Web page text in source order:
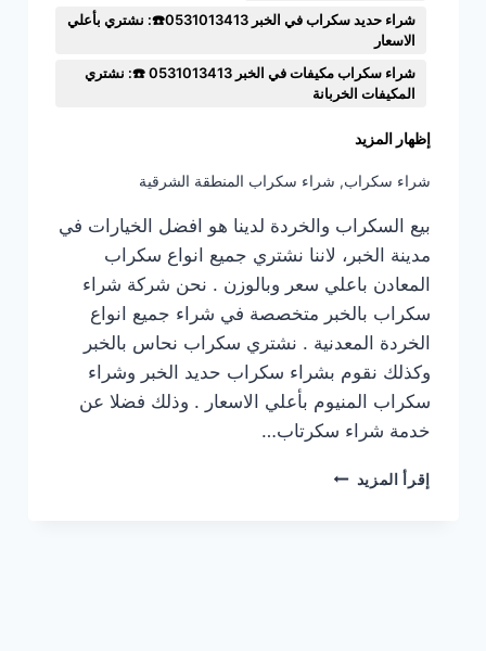
شراء حديد سكراب في الخبر 0531013413☎️: نشتري بأعلي
الاسعار
شراء سكراب مكيفات في الخبر 0531013413 ☎️: نشتري
المكيفات الخربانة
إظهار المزيد
شراء سكراب, شراء سكراب المنطقة الشرقية
بيع السكراب والخردة لدينا هو افضل الخيارات في
مدينة الخبر، لاننا نشتري جميع انواع سكراب
المعادن باعلي سعر وبالوزن . نحن شركة شراء
سكراب بالخبر متخصصة في شراء جميع انواع
الخردة المعدنية . نشتري سكراب نحاس بالخبر
وكذلك نقوم بشراء سكراب حديد الخبر وشراء
سكراب المنيوم بأعلي الاسعار . وذلك فضلا عن
خدمة شراء سكرتاب…
إقرأ المزيد شراء